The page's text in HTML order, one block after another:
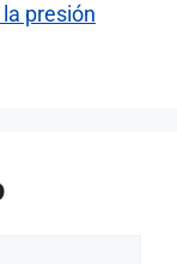
presión